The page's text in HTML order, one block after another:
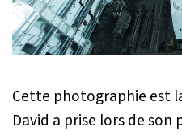
Cette photographie est
David a prise lors de son